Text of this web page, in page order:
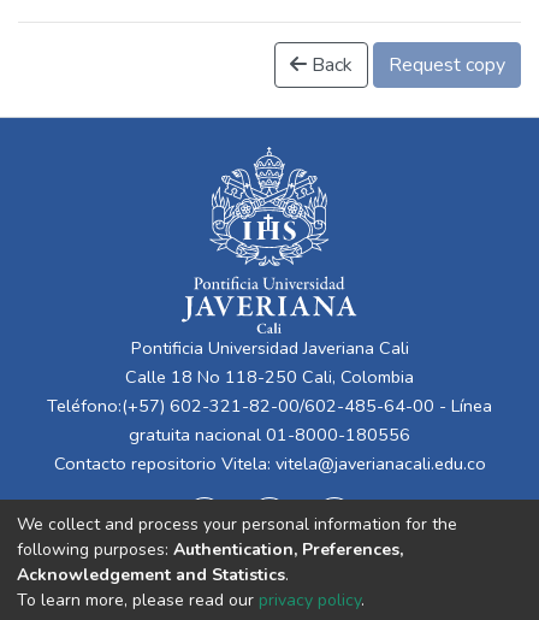
Back Request copy
Pontificia Universidad Javeriana Cali
Calle 18 No 118-250 Cali, Colombia
Teléfono:(+57) 602-321-82-00/602-485-64-00 - Línea
gratuita nacional 01-8000-180556
Contacto repositorio Vitela: vitela@javerianacali.edu.co
We collect and process your personal information for the
following purposes: Authentication, Preferences,
Acknowledgement and Statistics.
To learn more, please read our privacy policy.